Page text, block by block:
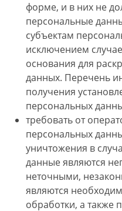
форме, и в них не
персональные
субъектам
исключением
основания для
данных. Перечень
получения
персональных
требовать от
персональных
уничтожения в
данные являются
неточными,
являются
обработки, а также